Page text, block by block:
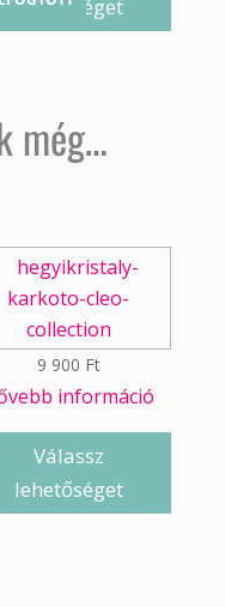
lehetőséget
még…
9 900 Ft
információ
Válassz
lehetőséget